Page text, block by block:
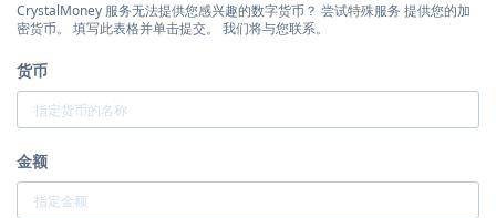
CrystalMoney 服务无法提供您感兴趣的数字货币？ 尝试特殊服务 提供您的加
密货币。 填写此表格并单击提交。 我们将与您联系。
货币
金额